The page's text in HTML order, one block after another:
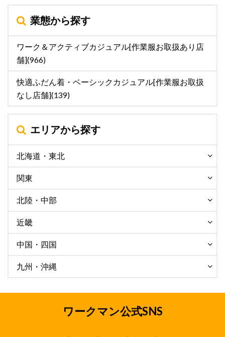
業態から探す
ワーク＆アクティブカジュアル[作業服お取扱あり店
舗](966)
快適ふだん着・ベーシックカジュアル[作業服お取扱
なし店舗](139)
エリアから探す
北海道・東北
関東
北陸・中部
近畿
中国・四国
九州・沖縄
ワークマン公式SNS